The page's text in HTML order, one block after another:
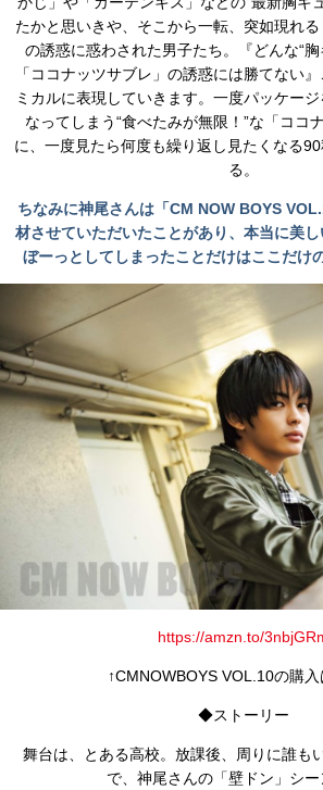
たかと思いきや、そこから一転、突如現れる
の誘惑に惑わされた男子たち。『どんな“胸
「ココナッツサブレ」の誘惑には勝てない
ミカルに表現していきます。一度パッケー
なってしまう“食べたみが無限！”な「ココ
に、一度見たら何度も繰り返し見たくなる
る。
ちなみに神尾さんは「CM NOW BOYS
材させていただいたことがあり、本当に美
ぼーっとしてしまったことだけはここだけ
https://amzn.to/
↑CMNOWBOYS VOL.10の購入
◆ストーリー
舞台は、とある高校。放課後、周りに誰も
で、神尾さんの「壁ドン」シー